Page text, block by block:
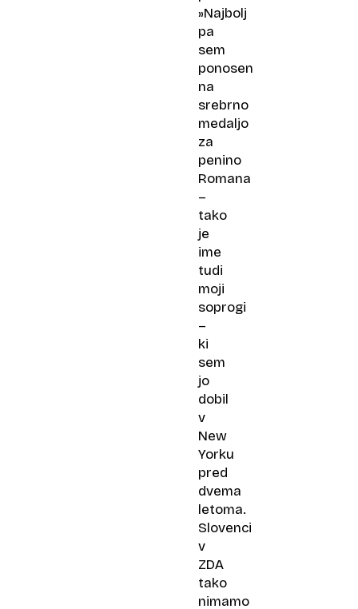
»Najbolj
pa
sem
ponosen
na
srebrno
medaljo
za
penino
Romana
–
tako
je
ime
tudi
moji
soprogi
–
ki
sem
jo
dobil
v
New
Yorku
pred
dvema
letoma.
Slovenci
v
ZDA
tako
nimamo